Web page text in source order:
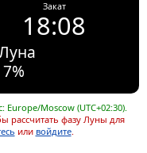
Закат
18:08
Europe/Moscow (UTC+02:30).
рассчитать фазу Луны для
или войдите.